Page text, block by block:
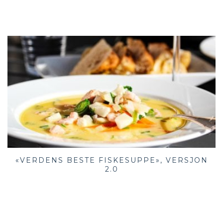
«VERDENS BESTE FISKESUPPE», VERSJON
2.0